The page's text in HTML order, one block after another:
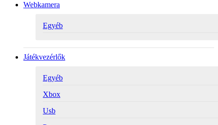
Webkamera
Egyéb
Játékvezérlők
Egyéb
Xbox
Usb